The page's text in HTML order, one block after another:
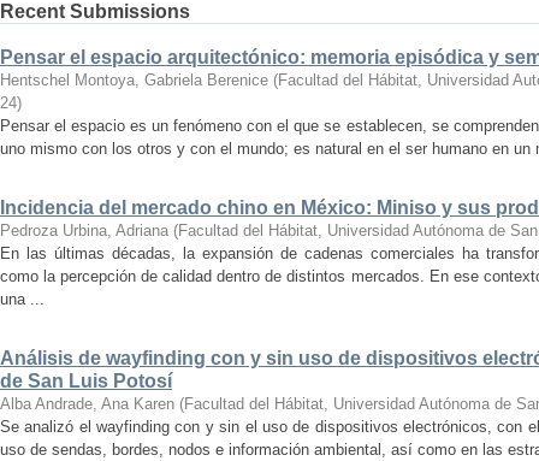
Recent Submissions
Pensar el espacio arquitectónico: memoria episódica y
Hentschel Montoya, Gabriela Berenice (Facultad del Hábitat, Universidad
24)
Pensar el espacio es un fenómeno con el que se establecen, se
uno mismo con los otros y con el mundo; es natural en el ser humano en
Incidencia del mercado chino en México: Miniso y sus
Pedroza Urbina, Adriana (Facultad del Hábitat, Universidad Autónoma de
En las últimas décadas, la expansión de cadenas comerciales ha
como la percepción de calidad dentro de distintos mercados. En ese
una ...
Análisis de wayfinding con y sin uso de dispositivos
de San Luis Potosí
Alba Andrade, Ana Karen (Facultad del Hábitat, Universidad Autónoma de
Se analizó el wayfinding con y sin el uso de dispositivos electrónicos, con
uso de sendas, bordes, nodos e información ambiental, así como en las